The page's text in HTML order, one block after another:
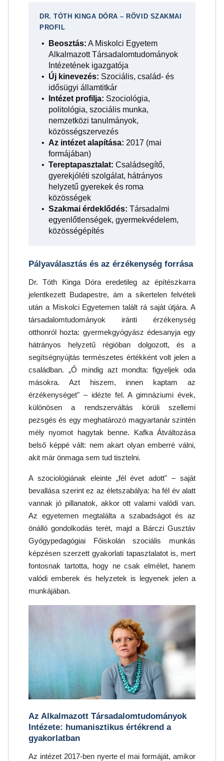
DR. TÓTH KINGA DÓRA – RÖVID SZAKMAI
PROFIL
Beosztás: A Miskolci Egyetem
Alkalmazott Társadalomtudományok
Intézetének igazgatója
Új kinevezés: Szociális, család- és
idősügyi államtitkár
Intézet profilja: Szociológia,
politológia, szociális munka,
nemzetközi tanulmányok,
közösségszervezés
Az intézet alapítása: 2017 (mai
formájában)
Tereptapasztalat: Családsegítő,
gyerekjóléti szolgálat, hátrányos
helyzetű gyerekek és roma
közösségek
Szakmai érdeklődés: Társadalmi
egyenlőtlenségek, gyermekvédelem,
közösségépítés
Pályaválasztás és az érzékenység forrása
Dr. Tóth Kinga Dóra eredetileg az építészkarra
jelentkezett Budapestre, ám a sikertelen felvételi
után a Miskolci Egyetemen talált rá saját útjára. A
társadalomtudományok iránti érzékenység
otthonról hozta: gyermekgyógyász édesanyja egy
hátrányos helyzetű régióban dolgozott, és a
segítségnyújtás természetes értékként volt jelen a
családban. „Ő mindig azt mondta: figyeljek oda
másokra. Azt hiszem, innen kaptam az
érzékenységet" – idézte fel. A gimnáziumi évek,
különösen a rendszerváltás körüli szellemi
pezsgés és egy meghatározó magyartanár szintén
mély nyomot hagytak benne. Kafka Átváltozása
belső képpé vált: nem akart olyan emberré válni,
akit már önmaga sem tud tisztelni.
A szociológiának eleinte „fél évet adott" – saját
bevallása szerint ez az életszabálya: ha fél év alatt
vannak jó pillanatok, akkor ott valami valódi van.
Az egyetemen megtalálta a szabadságot és az
önálló gondolkodás terét, majd a Bárczi Gusztáv
Gyógypedagógiai Főiskolán szociális munkás
képzésen szerzett gyakorlati tapasztalatot is, mert
fontosnak tartotta, hogy ne csak elmélet, hanem
valódi emberek és helyzetek is legyenek jelen a
munkájában.
Az Alkalmazott Társadalomtudományok
Intézete: humanisztikus értékrend a
gyakorlatban
Az intézet 2017-ben nyerte el mai formáját, amikor